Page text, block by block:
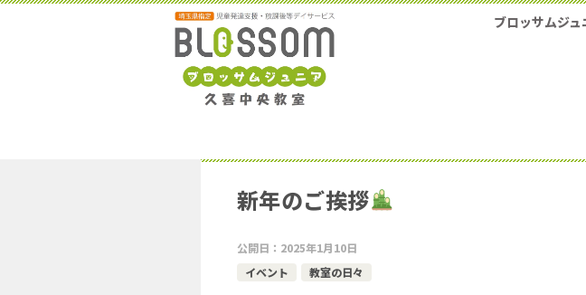
ブロッサムジ
新年のご挨拶
公開日： 2025年1月10日
イベント
教室の日々